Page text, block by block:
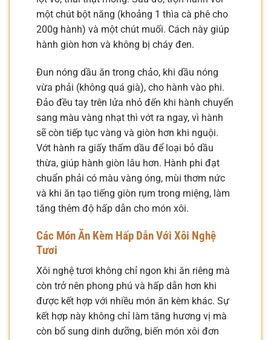
một chút bột năng (khoảng 1 thìa cà phê cho
200g hành) và một chút muối. Cách này giúp
hành giòn hơn và không bị cháy đen.
Đun nóng dầu ăn trong chảo, khi dầu nóng
vừa phải (không quá già), cho hành vào phi.
Đảo đều tay trên lửa nhỏ đến khi hành chuyển
sang màu vàng nhạt thì vớt ra ngay, vì hành
sẽ còn tiếp tục vàng và giòn hơn khi nguội.
Vớt hành ra giấy thấm dầu để loại bỏ dầu
thừa, giúp hành giòn lâu hơn. Hành phi đạt
chuẩn phải có màu vàng óng, mùi thơm nức
và khi ăn tạo tiếng giòn rụm trong miệng, làm
tăng thêm độ hấp dẫn cho món xôi.
Các Món Ăn Kèm Hấp Dẫn Với Xôi Nghệ
Tươi
Xôi nghệ tươi không chỉ ngon khi ăn riêng mà
còn trở nên phong phú và hấp dẫn hơn khi
được kết hợp với nhiều món ăn kèm khác. Sự
kết hợp này không chỉ làm tăng hương vị mà
còn bổ sung dinh dưỡng, biến món xôi đơn